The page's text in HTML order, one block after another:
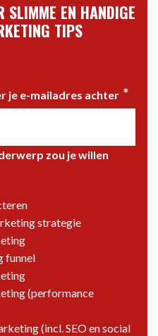
SLIMME EN HANDIGE
TIPS
je e-mailadres achter *
zou je willen
strategie
funnel
(performance
(incl. SEO en social